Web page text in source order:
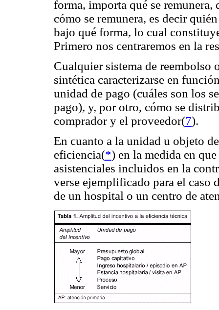
forma, importa qué se remunera,
cómo se remunera, es decir
bajo qué forma, lo cual
Primero nos centraremos en la
Cualquier sistema de reembolso
sintética caracterizarse en
unidad de pago (cuáles son los
pago), y, por otro, cómo se
comprador y el proveedor(7).
En cuanto a la unidad u objeto
eficiencia(*) en la medida en
asistenciales incluidos en la
verse ejemplificado para el caso
de un hospital o un centro de